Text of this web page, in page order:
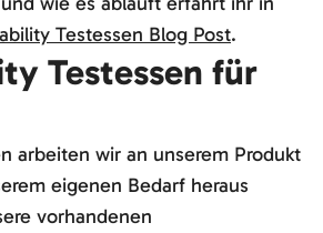
Testessen Blog Post.
Testessen für
arbeiten wir an unserem Produkt
eigenen Bedarf heraus
vorhandenen